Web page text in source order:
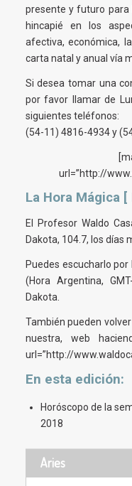
presente y futuro para
hincapié en los
afectiva, económica,
carta natal y anual vía
Si desea tomar una
por favor llamar de
siguientes teléfonos:
(54-11) 4816-4934 y
url=”http://
La Hora Mágica [
El Profesor Waldo
Dakota, 104.7, los días
Puedes escucharlo
(Hora Argentina,
Dakota.
También pueden
nuestra, web
url=”http://
En esta edición:
Horóscopo de la
2018
Aries